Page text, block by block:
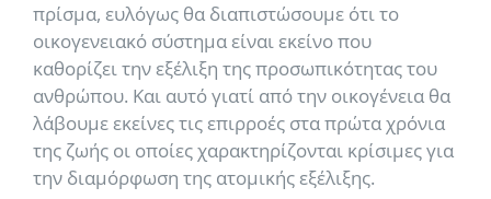
πρίσμα, ευλόγως θα διαπιστώσουμε ότι το
οικογενειακό σύστημα είναι εκείνο που
καθορίζει την εξέλιξη της προσωπικότητας του
ανθρώπου. Και αυτό γιατί από την οικογένεια θα
λάβουμε εκείνες τις επιρροές στα πρώτα χρόνια
της ζωής οι οποίες χαρακτηρίζονται κρίσιμες για
την διαμόρφωση της ατομικής εξέλιξης.